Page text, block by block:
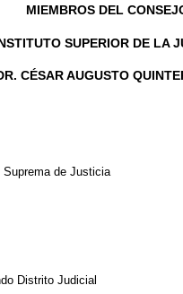
MIEMBROS DEL
SUPERIOR DE LA
CÉSAR AUGUSTO
Suprema de Justicia
Distrito Judicial